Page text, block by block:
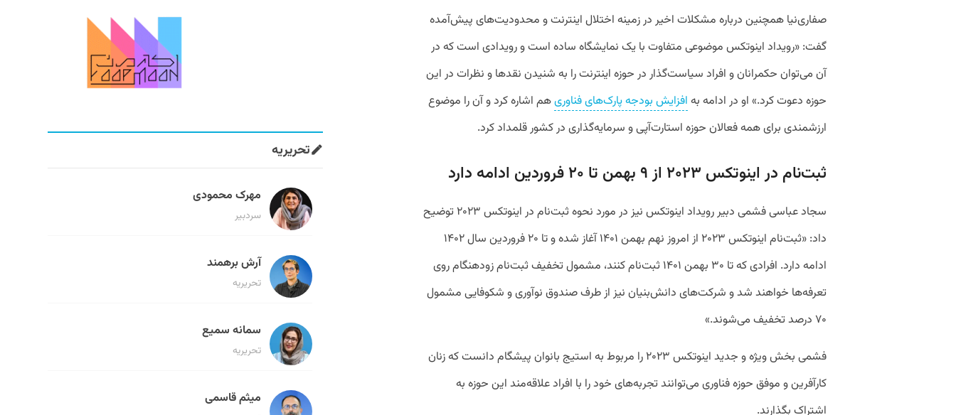
صفاری‌نیا همچنین درباره مشکلات اخیر در زمینه اختلال اینترنت و محدودیت‌های پیش‌آمده
گفت: «رویداد اینوتکس موضوعی متفاوت با یک نمایشگاه ساده است و رویدادی است که در
آن می‌توان حکمرانان و افراد سیاست‌گذار در حوزه اینترنت را به شنیدن نقدها و نظرات در این
حوزه دعوت کرد.» او در ادامه به افزایش بودجه پارک‌های فناوریهم اشاره کرد و آن را موضوع
ارزشمندی برای همه فعالان حوزه استارت‌آپی و سرمایه‌گذاری در کشور قلمداد کرد.
ثبت‌نام در اینوتکس ۲۰۲۳ از ۹ بهمن تا ۲۰ فروردین ادامه دارد
سجاد عباسی فشمی دبیر رویداد اینوتکس نیز در مورد نحوه ثبت‌نام در اینوتکس ۲۰۲۳ توضیح
داد: «ثبت‌نام اینوتکس ۲۰۲۳ از امروز نهم بهمن‌ ۱۴۰۱ آغاز شده و تا ۲۰ فروردین سال ۱۴۰۲
ادامه دارد. افرادی که تا ۳۰ بهمن ۱۴۰۱ ثبت‌نام کنند، مشمول تخفیف ثبت‌نام زودهنگام روی
تعرفه‌ها خواهند شد و شرکت‌های دانش‌بنیان نیز از طرف صندوق نوآوری و شکوفایی مشمول
۷۰ درصد تخفیف می‌شوند.»
فشمی بخش ویژه و جدید اینوتکس ۲۰۲۳ را مربوط به استیج بانوان پیشگام دانست که زنان
کارآفرین و موفق حوزه فناوری می‌توانند تجربه‌های خود را با افراد علاقه‌مند این حوزه به
اشتراک بگذارند.
تحریریه
مهرک محمودی
سردبیر
آرش برهمند
تحریریه
سمانه سمیع
تحریریه
میثم قاسمی